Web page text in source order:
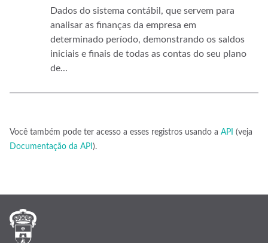
Dados do sistema contábil, que servem para
analisar as finanças da empresa em
determinado período, demonstrando os saldos
iniciais e finais de todas as contas do seu plano
de...
Você também pode ter acesso a esses registros usando a API (veja
Documentação da API ).